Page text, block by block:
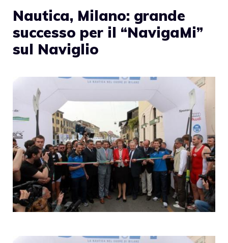
Nautica, Milano: grande
successo per il “NavigaMi”
sul Naviglio